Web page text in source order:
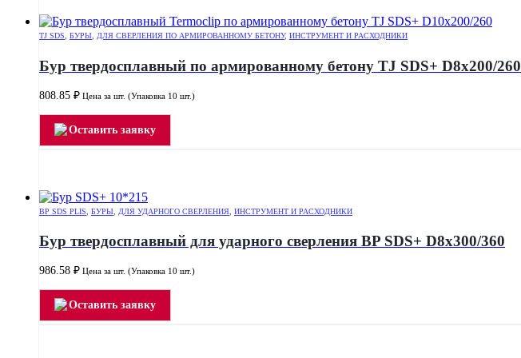
TJ SDS, БУРЫ, ДЛЯ СВЕРЛЕНИЯ ПО АРМИРОВАННОМУ БЕТОНУ, ИНСТРУМЕНТ И РАСХОДНИКИ
Бур твердосплавный по армированному бетону TJ SDS+ D8x200/260
808.85 ₽ Цена за шт. (Упаковка 10 шт.)
Оставить заявку
BP SDS PLIS БУРЫ ДЛЯ УДАРНОГО СВЕРЛЕНИЯ ИНСТРУМЕНТ И РАСХОДНИКИ
Бур твердосплавный для ударного сверления BP SDS+ D8x300/360
986.58 ₽ Цена за шт. (Упаковка 10 шт.)
Оставить заявку